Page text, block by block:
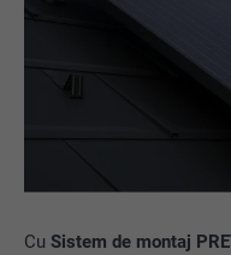
CuSistem de montaj